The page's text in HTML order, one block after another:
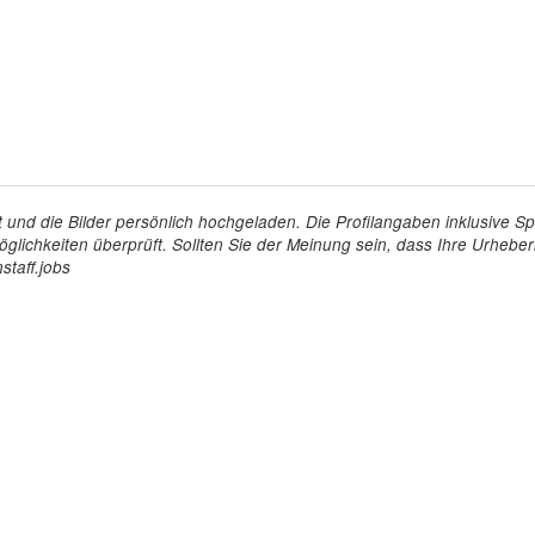
die Bilder persönlich hochgeladen. Die Profilangaben inklusive
überprüft. Sollten Sie der Meinung sein, dass Ihre